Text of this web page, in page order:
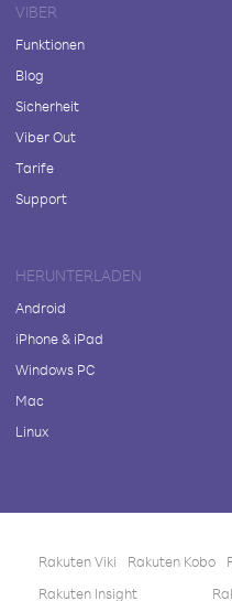
VIBER
Funktionen
Blog
Sicherheit
Viber Out
Tarife
Support
HERUNTERLADEN
Android
iPhone & iPad
Windows PC
Mac
Linux
Rakuten Viki Rakuten Kobo
Rakuten Insight